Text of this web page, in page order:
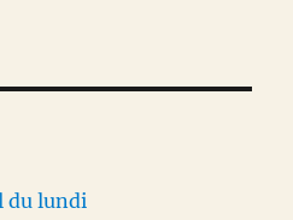
du lundi